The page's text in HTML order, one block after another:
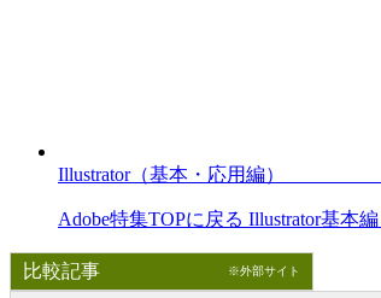
Illustrator（基本・応用
Adobe特集TOPに戻る Illustrator基本
比較記事 ※外部サイト